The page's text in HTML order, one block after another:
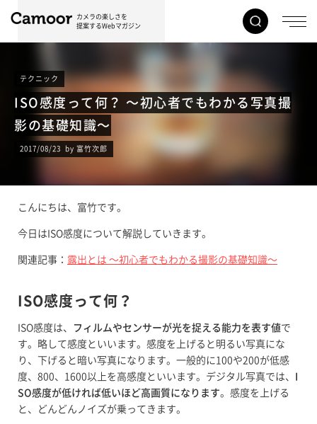
カメラの楽しさを
提案するWebマガジン
テクニック
ISO感度って何？ 〜初心者でもわかる写真撮
影の基礎知識〜
2017/08/23 by 富竹次郎
こんにちは、富竹です。
今日はISO感度について解説していきます。
関連記事： 露出とは 〜初心者でもわかる撮影の基礎知識〜
ISO感度って何？
ISO感度は、 フィルムやセンサーが光を捉える能力を表す値で
す。略して感度といいます。感度を上げると明るい写真にな
り、下げると暗い写真になります。一般的に100や200が低感
度、800、1600以上を高感度といいます。デジタル写真では、
SO感度が低ければ低いほど高画質になります。感度を上げる
と、どんどんノイズが乗ってきます。